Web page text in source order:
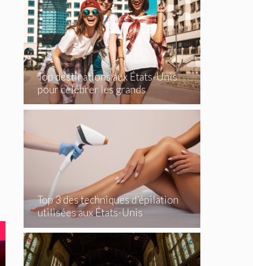
Top destinations aux États-Unis
pour célébrer les grands
événements
Top 3 des techniques d’épilation
utilisées aux États-Unis